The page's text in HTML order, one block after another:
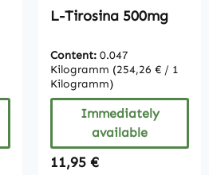
L-Tirosina 500mg
Content: 0.047
Kilogramm (254,26 € / 1
Kilogramm)
Immediately
available
Regular price:
11,95 €